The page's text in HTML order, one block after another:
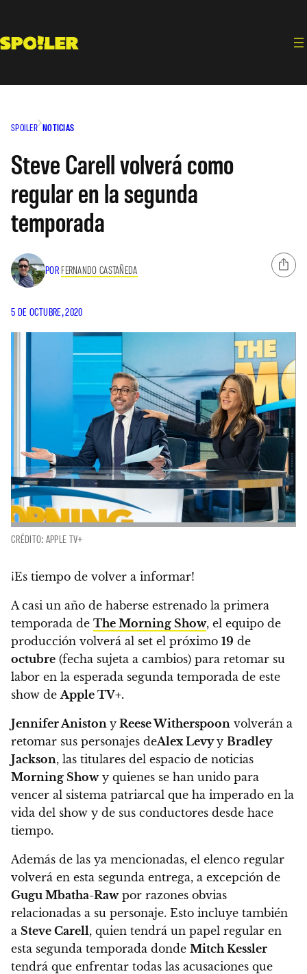
contenido
SPOILER NOTICIAS
Steve Carell volverá como
regular en la segunda
temporada
POR FERNANDO CASTAÑEDA
5 DE OCTUBRE, 2020
CRÉDITO: APPLE TV+
¡Es tiempo de volver a informar!
A casi un año de haberse estrenado la primera
temporada de The Morning Show, el equipo de
producción volverá al set el próximo 19 de
octubre (fecha sujeta a cambios) para retomar su
labor en la esperada segunda temporada de este
show de Apple TV+.
Jennifer Aniston y Reese Witherspoon volverán a
retomar sus personajes deAlex Levyy Bradley
Jackson, las titulares del espacio de noticias
Morning Showy quienes se han unido para
vencer al sistema patriarcal que ha imperado en la
vida del show y de sus conductores desde hace
tiempo.
Además de las ya mencionadas, el elenco regular
volverá en esta segunda entrega, a excepción de
Gugu Mbatha-Rawpor razones obvias
relacionadas a su personaje. Esto incluye también
a Steve Carell, quien tendrá un papel regular en
esta segunda temporada donde Mitch Kessler
tendrá que enfrentar todas las acusaciones que